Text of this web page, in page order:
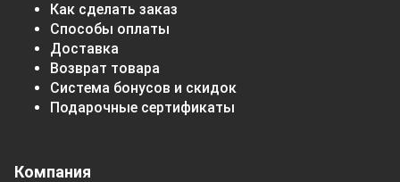
Как сделать заказ
Способы оплаты
Доставка
Возврат товара
Система бонусов и скидок
Подарочные сертификаты
Компания